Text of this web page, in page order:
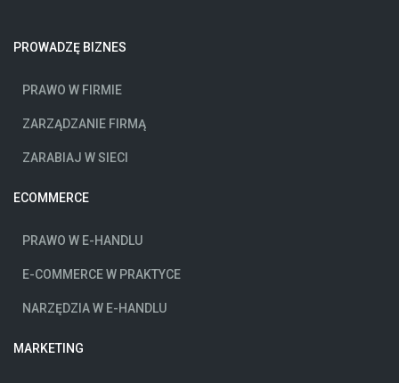
PROWADZĘ BIZNES
PRAWO W FIRMIE
ZARZĄDZANIE FIRMĄ
ZARABIAJ W SIECI
ECOMMERCE
PRAWO W E-HANDLU
E-COMMERCE W PRAKTYCE
NARZĘDZIA W E-HANDLU
MARKETING